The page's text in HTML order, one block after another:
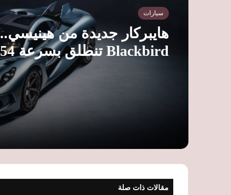
سيارات
هايبركار جديدة من هينيسي..
ساعة وسعرها 9.4 مليون ريال
مقالات ذات صلة